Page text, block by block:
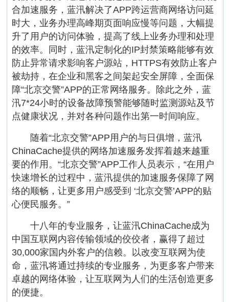
合加速服务，蓝汛解决了APP跨运营商网络访问延
时大，业务办理高峰期页面响应慢等问题，大幅提
升了用户的访问体验，提高了线上业务办理和处理
的效率。同时，蓝汛定制化的IP封禁策略能够有效
防止异常请求影响客户源站，HTTPS有效防止客户
被劫持，在企业和黑客之间架起安全屏障，全面保
障“北京交警”APP的正常网络服务。除此之外，蓝
汛7*24小时的设备故障预警能够随时监测源站及节
点健康状况，并对各种问题作出第一时间响应。
随着“北京交警”APP用户的与日俱增，蓝汛
ChinaCache提供的网络加速服务发挥着越来越重
要的作用。“北京交警”APP工作人员表示，“在用户
快速增长的过程中，蓝汛提供的加速服务保障了网
络的顺畅，让更多用户感受到 ‘北京交警’APP的贴
心便民服务。”
十八年的专业服务，让蓝汛ChinaCache成为
中国互联网内容传输领域的佼佼者，赢得了超过
30,000家国内外客户的信赖。以改变互联网为使
命，蓝汛将通过持续的专业服务，为更多客户带来
卓越的网络体验，让互联网为人们的生活创造更多
的便捷。